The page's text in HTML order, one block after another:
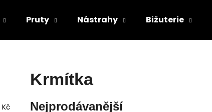
Pruty Nástrahy Bižuterie
Kč
Krmítka
Nejprodávanější